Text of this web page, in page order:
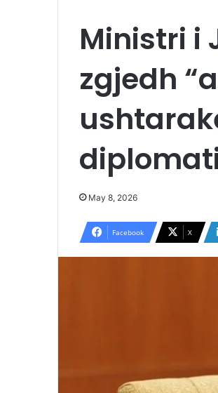
Ministri i
zgjedh
May 8, 2026
Facebook X